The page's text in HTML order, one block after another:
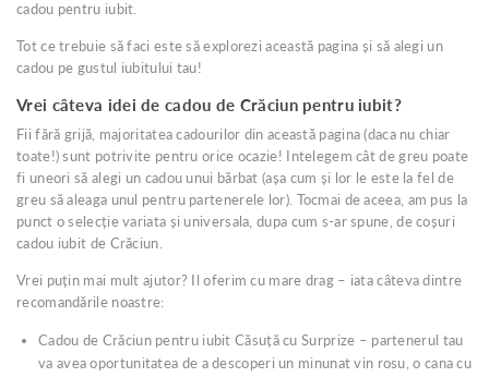
cadou pentru iubit.
Tot ce trebuie să faci este să explorezi această pagina și să alegi un
cadou pe gustul iubitului tau!
Vrei câteva idei de cadou de Crăciun pentru iubit?
Fii fără grijă, majoritatea cadourilor din această pagina (daca nu chiar
toate!) sunt potrivite pentru orice ocazie! Intelegem cât de greu poate
fi uneori să alegi un cadou unui bărbat (așa cum și lor le este la fel de
greu să aleaga unul pentru partenerele lor). Tocmai de aceea, am pus la
punct o selecție variata și universala, dupa cum s-ar spune, de coșuri
cadou iubit de Crăciun.
Vrei puțin mai mult ajutor? Il oferim cu mare drag – iata câteva dintre
recomandările noastre:
Cadou de Crăciun pentru iubit Căsuță cu Surprize – partenerul tau
va avea oportunitatea de a descoperi un minunat vin rosu, o cana cu